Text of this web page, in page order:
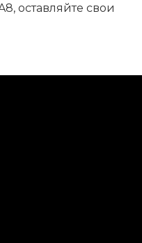
оставляйте свои